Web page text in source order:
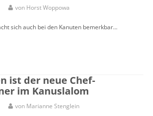
von Horst Woppowa
sich auch bei den Kanuten bemerkbar...
ist der neue Chef-
im Kanuslalom
von Marianne Stenglein